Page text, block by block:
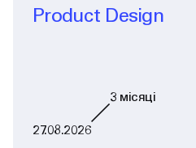
Product Design
27.08.2026
3 місяці